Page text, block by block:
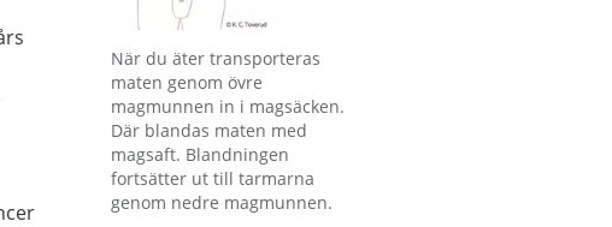
Förstora bilden
När du äter transporteras
maten genom övre
magmunnen in i magsäcken.
Där blandas maten med
magsaft. Blandningen
fortsätter ut till tarmarna
genom nedre magmunnen.